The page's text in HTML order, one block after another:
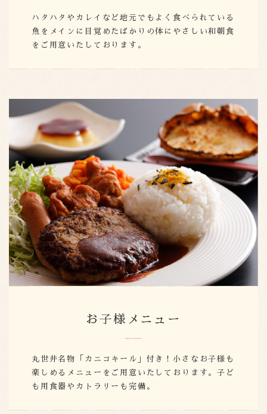
ハタハタやカレイなど地元でもよく食べられている
魚をメインに目覚めたばかりの体にやさしい和朝食
をご用意いたしております。
お子様メニュー
丸世井名物「カニコキール」付き！小さなお子様も
楽しめるメニューをご用意いたしております。子ど
も用食器やカトラリーも完備。